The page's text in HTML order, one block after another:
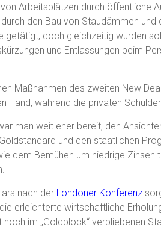
Arbeitsplätzen durch öffentliche
den Bau von Staudämmen
getätigt, doch gleichzeitig wurden
und Entlassungen beim
Maßnahmen des zweiten New
Hand, während die privaten
man weit eher bereit, den
und den staatlichen
dem Bemühen um niedrige Zinsen
nach der Londoner Konferenz
erleichterte wirtschaftliche
im „Goldblock“ verbliebenen